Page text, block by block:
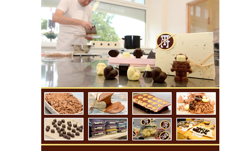
Pamětní deska povodně 2002 na kapli v
Brozánkách
Pamětní deska mostu Josefa Straky v
Mělníku
Pamětní deska Františka Xavera Parče na
domě čp. 17/1 v ulici G. Casanovy v
Duchcově
Pamětní deska Františka Heilmanna na faře
na náměstí Republiky v Duchcově
Pamětní deska Francisca Ferrera Guarida